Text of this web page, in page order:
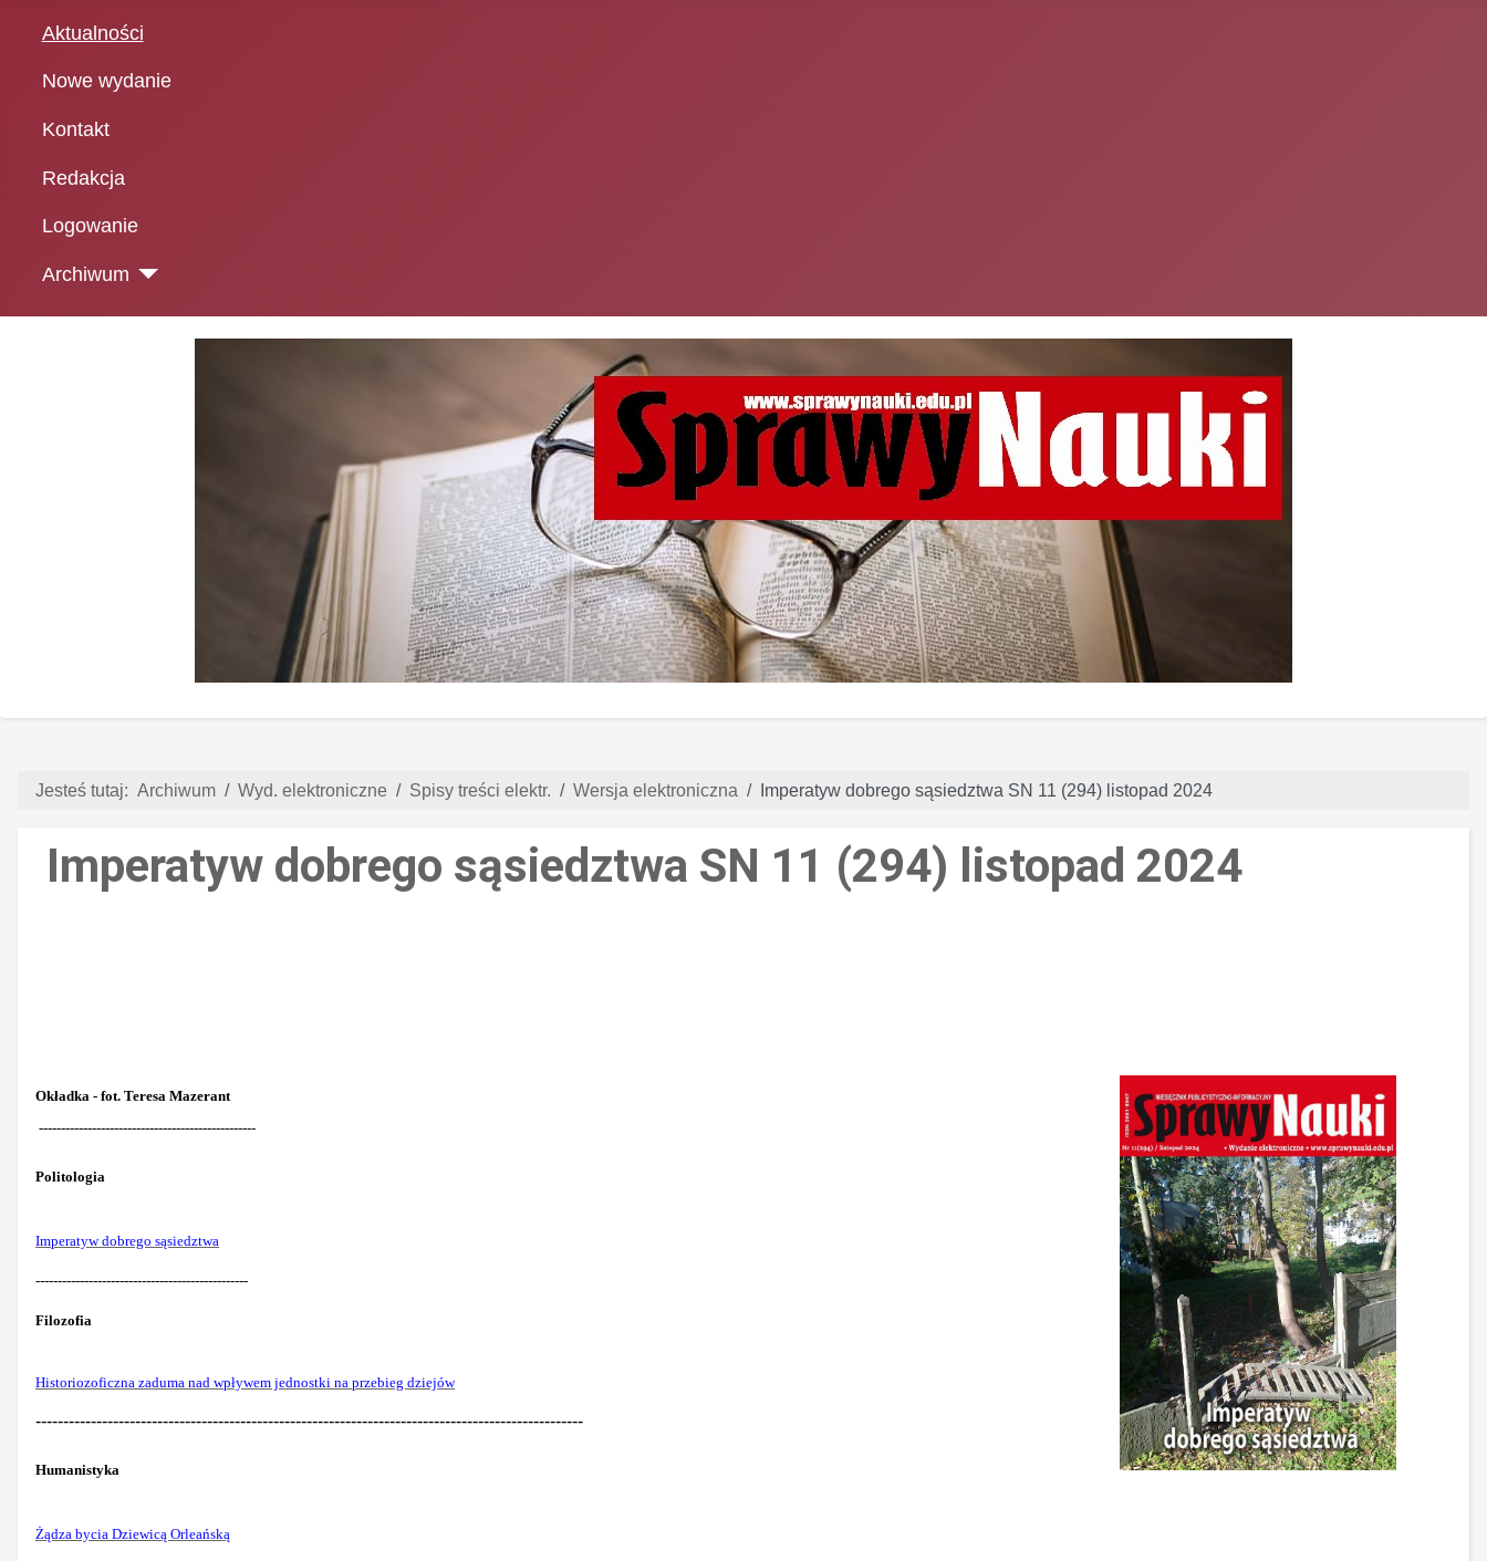
Aktualności
Nowe wydanie
Kontakt
Redakcja
Logowanie
Archiwum
Jesteś tutaj: Archiwum Wyd. elektroniczne Spisy treści elektr. Wersja elektroniczna Imperatyw dobrego sąsiedztwa SN 11 (294) listopad 2024
Imperatyw dobrego sąsiedztwa SN 11 (294) listopad 2024
Okładka - fot. Teresa Mazerant
-------------------------------------------------
Politologia
Imperatyw dobrego sąsiedztwa
------------------------------------------------
Filozofia
Historiozoficzna zaduma nad wpływem jednostki na przebieg dziejów
---------------------------------------------------------------------------------------------------
Humanistyka
Żądza bycia Dziewicą Orleańską